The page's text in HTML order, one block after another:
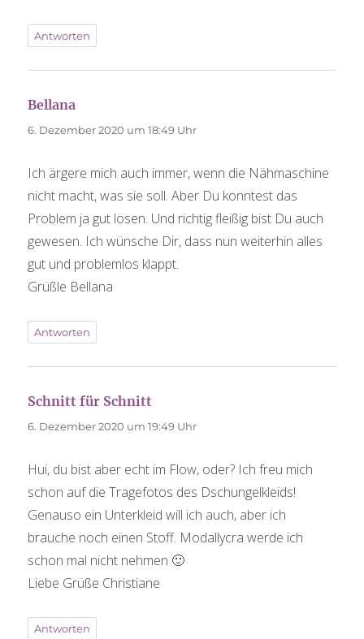
Antworten
Bellana
6. Dezember 2020 um 18:49 Uhr
Ich ärgere mich auch immer, wenn die Nähmaschine
nicht macht, was sie soll. Aber Du konntest das
Problem ja gut lösen. Und richtig fleißig bist Du auch
gewesen. Ich wünsche Dir, dass nun weiterhin alles
gut und problemlos klappt.
Grüßle Bellana
Antworten
Schnitt für Schnitt
6. Dezember 2020 um 19:49 Uhr
Hui, du bist aber echt im Flow, oder? Ich freu mich
schon auf die Tragefotos des Dschungelkleids!
Genauso ein Unterkleid will ich auch, aber ich
brauche noch einen Stoff. Modallycra werde ich
schon mal nicht nehmen 🙂
Liebe Grüße Christiane
Antworten